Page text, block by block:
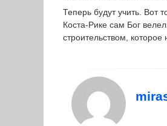
Теперь будут учить. Вот
Коста-Рике сам Бог
строительством,